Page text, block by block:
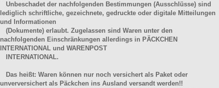
Unbeschadet der nachfolgenden Bestimmungen (Ausschlüsse) sind
lediglich schriftliche, gezeichnete, gedruckte oder digitale Mitteilungen
und Informationen
(Dokumente) erlaubt. Zugelassen sind Waren unter den
nachfolgenden Einschränkungen allerdings in PÄCKCHEN
INTERNATIONAL und WARENPOST
INTERNATIONAL.
Das heißt: Waren können nur noch versichert als Paket oder
unverversichert als Päckchen ins Ausland versandt werden!!